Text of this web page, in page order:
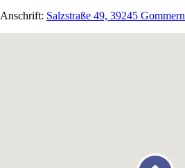
Anschrift: Salzstraße 49, 39245 Gommern